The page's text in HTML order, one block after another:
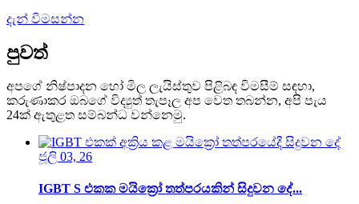
දැන් විමසන්න
පුවත්
අපගේ නිෂ්පාදන හෝ මිල ලැයිස්තුව පිළිබඳ විමසීම් සඳහා,
කරුණාකර ඔබගේ විද්‍යුත් තැපෑල අප වෙත තබන්න, අපි පැය
24ක් ඇතුළත සම්බන්ධ වන්නෙමු.
ජූලි 03, 26
IGBT S එකක මයික්‍රෝ තත්පරයකින් සිදුවන දේ...